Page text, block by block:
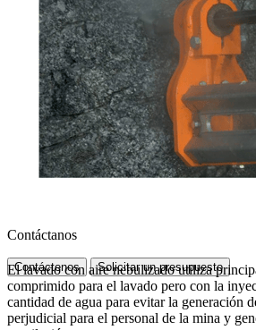
Contáctanos
Contáctenos Solicitar un presupuesto
El lavado con aire nebulizado utiliza
comprimido para el lavado pero con la
cantidad de agua para evitar la generación
perjudicial para el personal de la mina y